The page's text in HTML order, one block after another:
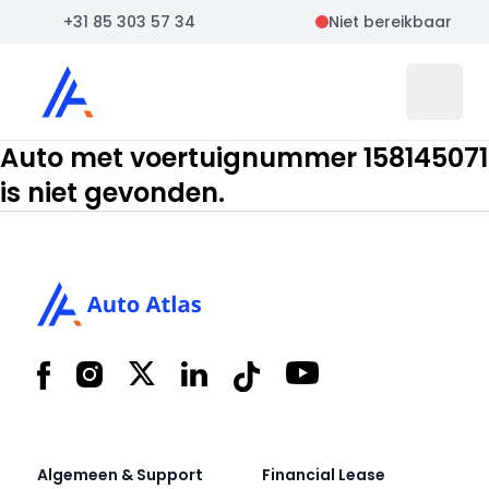
+31 85 303 57 34 Niet bereikbaar
Auto Atlas
Auto met voertuignummer 158145071
is niet gevonden.
FacebookInstagram
X LinkedInTiktok YouTube
Algemeen & Support Financial Lease